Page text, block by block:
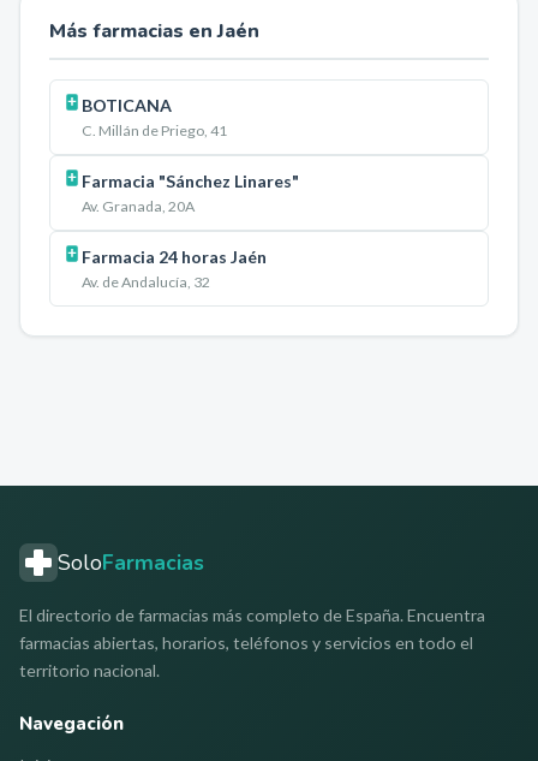
Más farmacias enJaén
BOTICANA
C. Millán de Priego, 41
Farmacia "Sánchez Linares"
Av. Granada, 20A
Farmacia 24 horas Jaén
Av. de Andalucía, 32
SoloFarmacias
El directorio de farmacias más completo de España. Encuentra
farmacias abiertas, horarios, teléfonos y servicios en todo el
territorio nacional.
Navegación